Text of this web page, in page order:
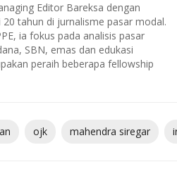
Editor Bareksa dengan
tahun di jurnalisme pasar modal.
ia fokus pada analisis pasar
SBN, emas dan edukasi
peraih beberapa fellowship
ojk mahendra siregar